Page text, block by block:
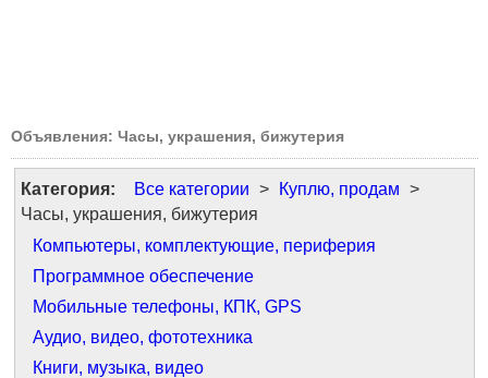
Объявления: Часы, украшения, бижутерия
Категория: Все категории > Куплю, продам >
Часы, украшения, бижутерия
Компьютеры, комплектующие, периферия
Программное обеспечение
Мобильные телефоны, КПК, GPS
Аудио, видео, фототехника
Книги, музыка, видео